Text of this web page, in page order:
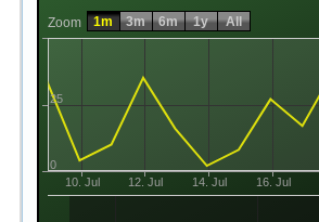
Zoom
10. Jul 12. Jul 14. Jul 16. Jul
0
25
1m 3m 6m 1y All